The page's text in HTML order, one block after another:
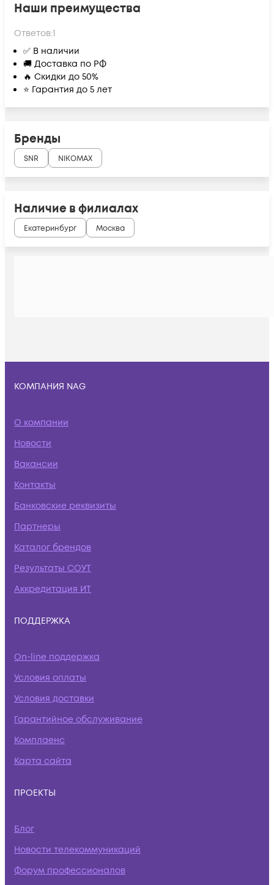
Наши преимущества
Ответов:1
✅ В наличии
🚚 Доставка по РФ
🔥 Скидки до 50%
⭐ Гарантия до 5 лет
Бренды
SNR NIKOMAX
Наличие в филиалах
Екатеринбург Москва
КОМПАНИЯ NAG
О компании
Новости
Вакансии
Контакты
Банковские реквизиты
Партнеры
Каталог брендов
Результаты СОУТ
Аккредитация ИТ
ПОДДЕРЖКА
On-line поддержка
Условия оплаты
Условия доставки
Гарантийное обслуживание
Комплаенс
Карта сайта
ПРОЕКТЫ
Блог
Новости телекоммуникаций
Форум профессионалов